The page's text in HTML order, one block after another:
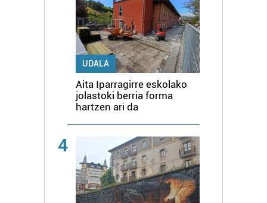
UDALA
Aita Iparragirre eskolako
jolastoki berria forma
hartzen ari da
4